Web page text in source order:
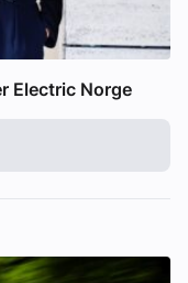
Electric Norge